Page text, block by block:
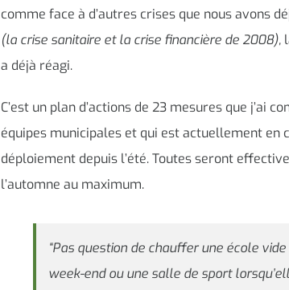
comme face à d’autres crises que nous avons
(la crise sanitaire et la crise financière de 2008),
a déjà réagi.
C’est un plan d’actions de 23 mesures que j’ai
équipes municipales et qui est actuellement en
déploiement depuis l’été. Toutes seront
l’automne au maximum.
“Pas question de chauffer une école
week-end ou une salle de sport